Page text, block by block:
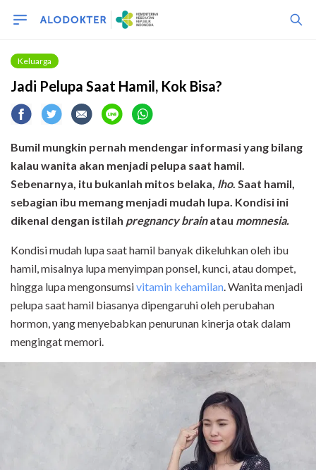
Keluarga
Jadi Pelupa Saat Hamil, Kok Bisa?
Bumil mungkin pernah mendengar informasi yang bilang
kalau wanita akan menjadi pelupa saat hamil.
Sebenarnya, itu bukanlah mitos belaka, lho. Saat hamil,
sebagian ibu memang menjadi mudah lupa. Kondisi ini
dikenal dengan istilah pregnancy brainatau momnesia.
Kondisi mudah lupa saat hamil banyak dikeluhkan oleh ibu
hamil, misalnya lupa menyimpan ponsel, kunci, atau dompet,
hingga lupa mengonsumsivitamin kehamilan. Wanita menjadi
pelupa saat hamil biasanya dipengaruhi oleh perubahan
hormon, yang menyebabkan penurunan kinerja otak dalam
mengingat memori.